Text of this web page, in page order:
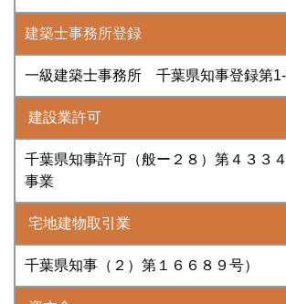
建築士事務所登録
一級建築士事務所 千葉県知事登録第
建設業許可
千葉県知事許可（般ー２８）第４３３
事業
宅地建物取引業
千葉県知事（２）第１６６８９号）